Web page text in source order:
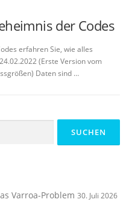
der Codes
erfahren Sie, wie alles
(Erste Version vom
Daten sind …
Varroa-Problem 30. Juli 2026